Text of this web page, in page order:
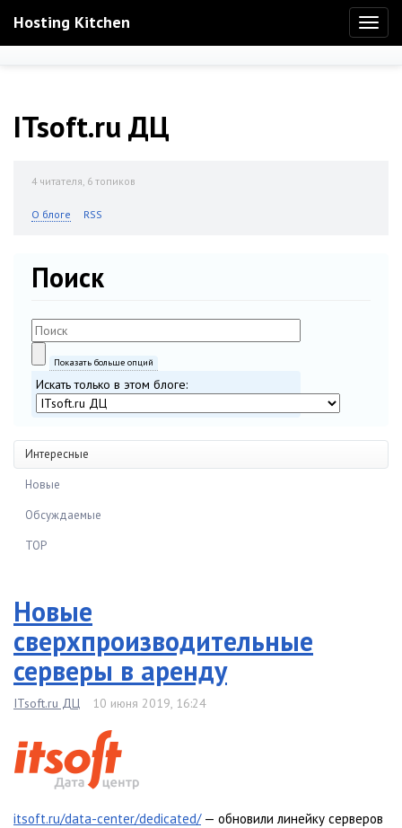
Hosting Kitchen
ITsoft.ru ДЦ
4читателя, 6 топиков
О блоге RSS
Поиск
Показать больше опций
Искать только в этом блоге:
Интересные
Новые
Обсуждаемые
TOP
Новые
сверхпроизводительные
серверы в аренду
ITsoft.ru ДЦ 10 июня 2019, 16:24
itsoft.ru/data-center/dedicated/— обновили линейку серверов